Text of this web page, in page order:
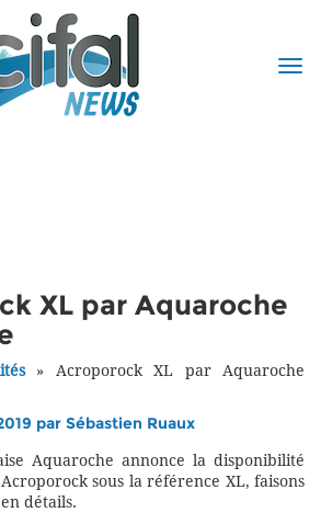
XL par Aquaroche
» Acroporock XL par Aquaroche
par Sébastien Ruaux
Aquaroche annonce la disponibilité
sous la référence XL, faisons
détails.